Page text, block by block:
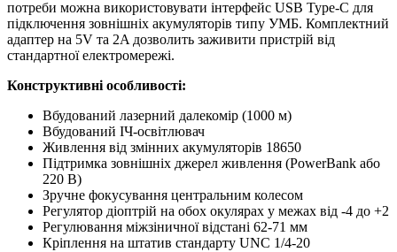
потреби можна використовувати інтерфейс USB Type-C для
підключення зовнішніх акумуляторів типу УМБ. Комплектний
адаптер на 5V та 2A дозволить заживити пристрій від
стандартної електромережі.
Конструктивні особливості:
Вбудований лазерний далекомір (1000 м)
Вбудований ІЧ-освітлювач
Живлення від змінних акумуляторів 18650
Підтримка зовнішніх джерел живлення (PowerBank або
220 В)
Зручне фокусування центральним колесом
Регулятор діоптрій на обох окулярах у межах від -4 до +2
Регулювання міжзіничної відстані 62-71 мм
Кріплення на штатив стандарту UNC 1/4-20